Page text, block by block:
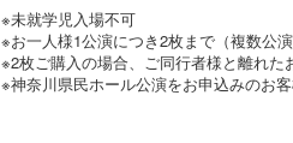
※未就学児入場不可
※お一人様1公演につき2枚まで（複数公演
※2枚ご購入の場合、ご同行者様と離れた
※神奈川県民ホール公演をお申込みのお